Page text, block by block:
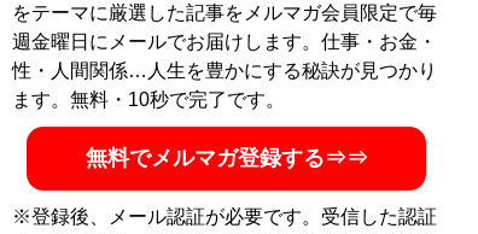
・【独自】高級デリヘルで働く42歳大学教員を直撃「結
婚相手もコントロールしようとする母の下で…」
・【独自】「早慶文系は高卒程度の扱い」国立大医学部
の24歳ソープ嬢を直撃。“月25日出勤”のリアル月収と“驚
きの生い立ち”を全告白
記事一覧へ
をテーマに厳選した記事をメルマガ会員限定で毎
週金曜日にメールでお届けします。仕事・お金・
性・人間関係…人生を豊かにする秘訣が見つかり
ます。無料・10秒で完了です。
無料でメルマガ登録する⇒⇒
※登録後、メール認証が必要です。受信した認証